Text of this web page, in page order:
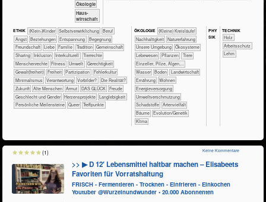
​​​​​​​Ökologie
​Haus­
wirtschaft
ETHIK (Klein-)Kinder ​​​​​​​​​​​​​​​​​​​​​​​​​​​​​​​​​​​​​​​​Selbst­verwirklichung
​​​​​​​​​​​​​​​Beruf
​​​​​​​​​​​​​Angst
​​​​​​​​​​​​​Beziehungen ​​​​​​​​​​​​​Entspannung
​​​​​​​​​​​​Begegnung
​​​​​​​​​​​​Freundschaft
​​​​​​​​​​​​Liebe ​​​​​​​​​​​Familie ​​​​​​​​​​​Tradition
​​​​​​​​​​Gemeinschaft
​​​​​​​​​​Sharing
​​​​​​​​Inklusion ​​​​​​​​Interkulturell
​​​​​​​​Tierrechte
​​​​​​​Menschenrechte
​​​​​Fitness ​​​​​Umwelt
​​​​Gerechtigkeit
​​​​Gewalt(freiheit)
​​​Freiheit ​​​Partizipation
​​Fehlerkultur
​​Minimalismus
​​Verantwortung ​​Vorbilder?
​Die Realität?
​Zukunft
Alte Menschen Armut DAS GLÜCK
Freude
Geschlecht und Gender
Herzensprojekte
Langlebigkeit
Persönliche Meilensteine
Queer Treffpunkte
ÖKO​LOGIE ​​​​​​​​​​​​​​(Kleine) Kreisläufe!
​​​​​​​​​​​​​​​Nachhaltigkeit
​​​​​​​​​​​​​Naturerfahrung
​​​​​​​​​​​​​Unsere Umgebung
​​​​​​​​​​​Ökosysteme
​​​​​​​​​Lebewesen
​​​​​​​​​Pflanzen
​​​​​​​​Tiere
​​​​​​​Einzeller, Pilze, Algen,...
​​​​​​Wasser
​​​​​Boden
​​​​​Landwirtschaft
​​​​Ernährung
​​​​Wohnen
​​​Energieversorgung
​​Umweltverschmutzung
​Schadstoffe
Artenvielfalt
Bäume
Evolution/Genetik
Klima
PHY​
SIK
TECH​NIK
​​​​​​​​Holz
​​​​​​Arbeitsschutz
Lehm
>> ▶ D 12′ Lebensmittel haltbar machen – Elisabeets
Favoriten für Vorratshaltung
FRISCH - Fermentieren - Trocknen - Einfrieren - Einkochen
Youtuber @Wurzelnundwunder • 20.000 Abonnenten
Keine Kommentare
(1)